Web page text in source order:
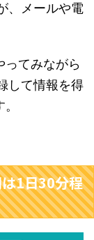
、メールや電
ってみながら
して情報を得
1日30分程